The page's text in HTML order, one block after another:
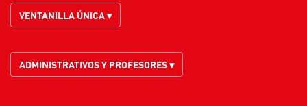
VENTANILLA ÚNICA ▾
ADMINISTRATIVOS Y PROFESORES ▾